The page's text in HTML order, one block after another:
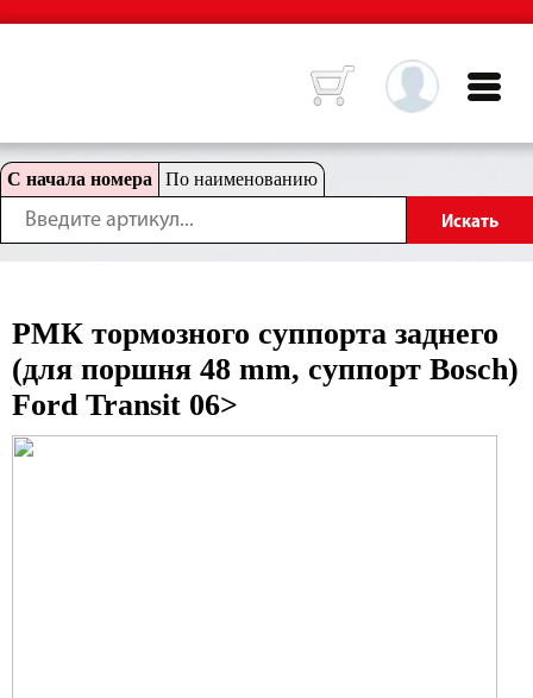
С начала номера По наименованию
РМК тормозного суппорта заднего
(для поршня 48 mm, суппорт Bosch)
Ford Transit 06>